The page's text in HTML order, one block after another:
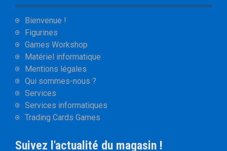
Bienvenue !
Figurines
Games Workshop
Matériel informatique
Mentions légales
Qui sommes-nous ?
Services
Services informatiques
Trading Cards Games
Suivez l'actualité du magasin !